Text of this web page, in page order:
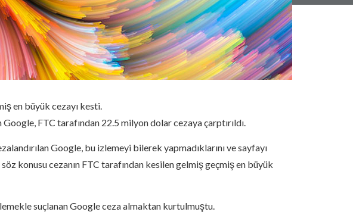
en büyük cezayı kesti.
FTC tarafından 22.5 milyon dolar cezaya çarptırıldı.
Google, bu izlemeyi bilerek yapmadıklarını ve sayfayı
konusu cezanın FTC tarafından kesilen gelmiş geçmiş en büyük
suçlanan Google ceza almaktan kurtulmuştu.